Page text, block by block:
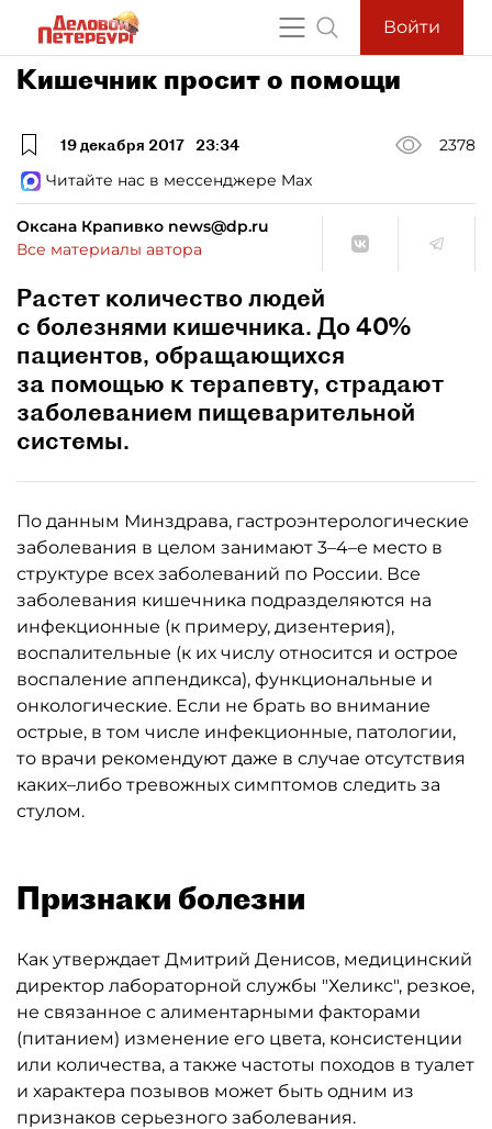
Войти
Кишечник просит о помощи
19 декабря 2017 23:34
2378
Читайте нас в мессенджере Max
Оксана Крапивко news@dp.ru
Все материалы автора
Растет количество людей
с болезнями кишечника. До 40%
пациентов, обращающихся
за помощью к терапевту, страдают
заболеванием пищеварительной
системы.
По данным Минздрава, гастроэнтерологические
заболевания в целом занимают 3–4–е место в
структуре всех заболеваний по России. Все
заболевания кишечника подразделяются на
инфекционные (к примеру, дизентерия),
воспалительные (к их числу относится и острое
воспаление аппендикса), функциональные и
онкологические. Если не брать во внимание
острые, в том числе инфекционные, патологии,
то врачи рекомендуют даже в случае отсутствия
каких–либо тревожных симптомов следить за
стулом.
Признаки болезни
Как утверждает Дмитрий Денисов, медицинский
директор лабораторной службы "Хеликс", резкое,
не связанное с алиментарными факторами
(питанием) изменение его цвета, консистенции
или количества, а также частоты походов в туалет
и характера позывов может быть одним из
признаков серьезного заболевания.